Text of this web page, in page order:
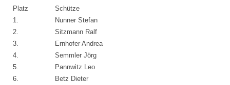
Platz
Schütze
1.
Nunner Stefan
2.
Sitzmann Ralf
3.
Ernhofer Andrea
4.
Semmler Jörg
5.
Pannwitz Leo
6.
Betz Dieter